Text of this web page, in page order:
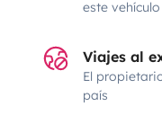
este
Viajes al
El
país